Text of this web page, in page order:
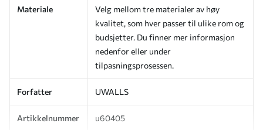
Materiale
Velg mellom tre materialer av høy
kvalitet, som hver passer til ulike rom og
budsjetter. Du finner mer informasjon
nedenfor eller under
tilpasningsprosessen.
Forfatter UWALLS
Artikkelnummer u60405